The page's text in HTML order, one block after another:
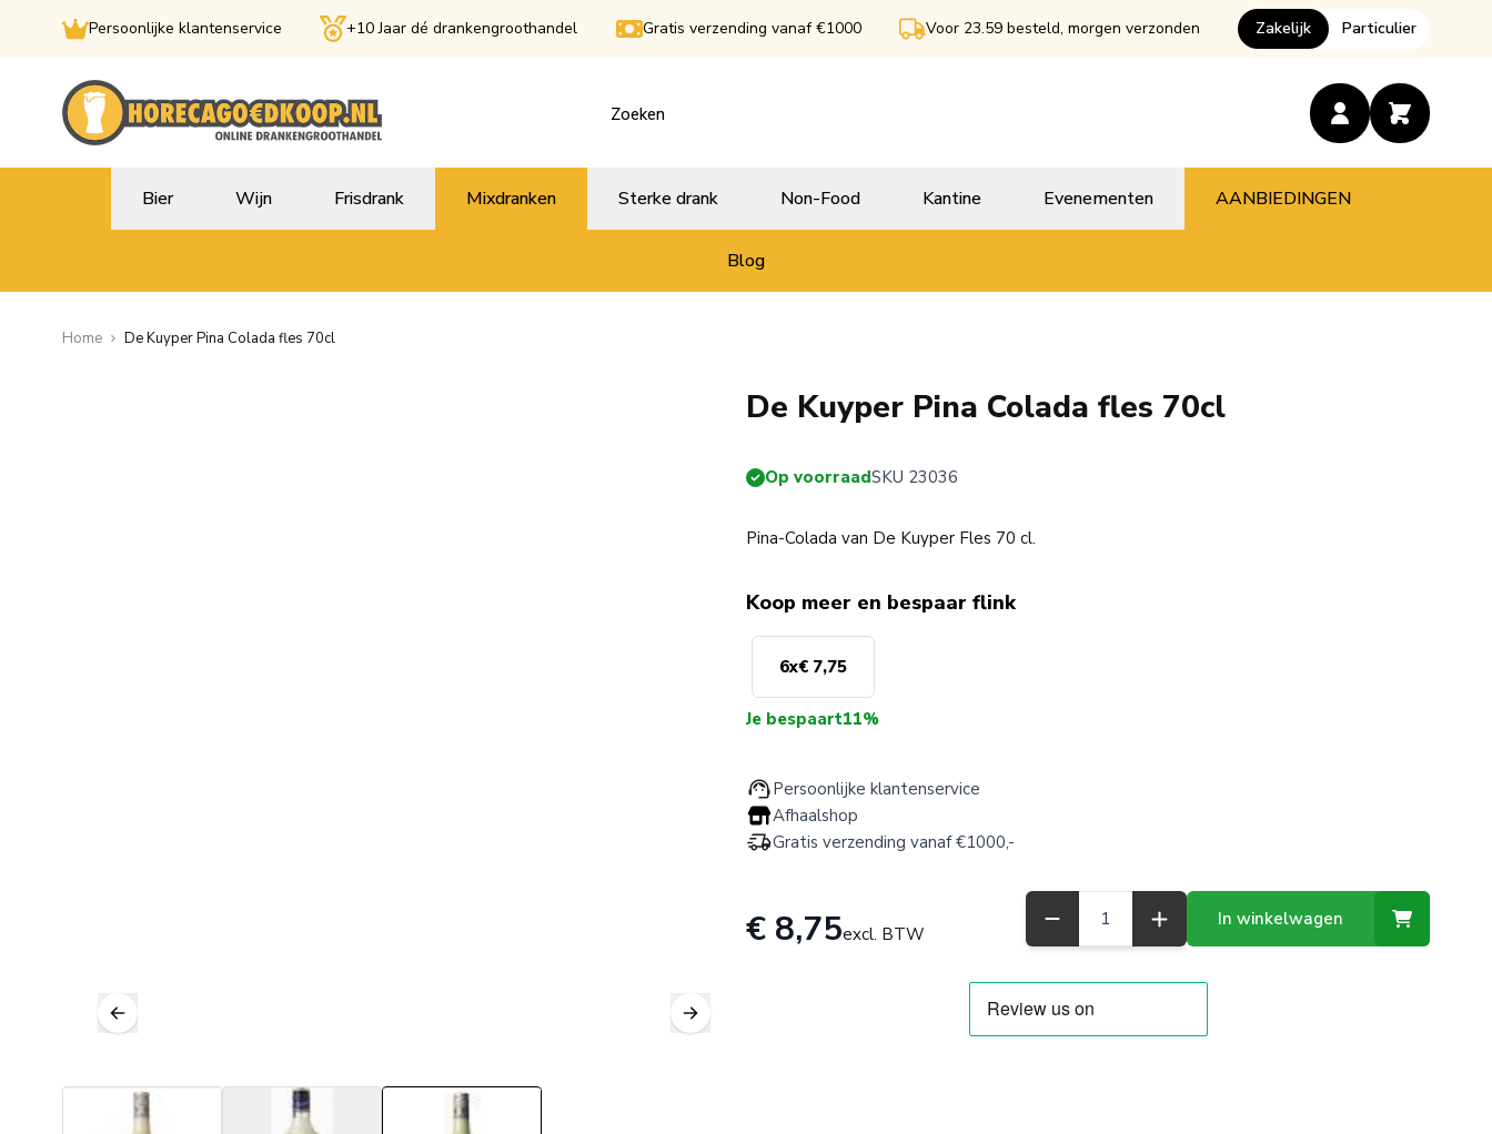
Persoonlijke klantenservice +10 Jaar dé drankengroothandel Gratis verzending vanaf €1000 Voor 23.59 besteld, morgen verzonden Zakelijk Particulier
Bier Wijn Frisdrank Mixdranken Sterke drank Non-Food Kantine Evenementen AANBIEDINGEN
Blog
Home De Kuyper Pina Colada fles 70cl
De Kuyper Pina Colada fles 70cl
Op voorraadSKU 23036
Pina-Colada van De Kuyper Fles 70 cl.
Koop meer en bespaar flink
6x€ 7,75
Je bespaart11%
Persoonlijke klantenservice
Afhaalshop
Gratis verzending vanaf €1000,-
€ 8,75excl. BTW
In winkelwagen